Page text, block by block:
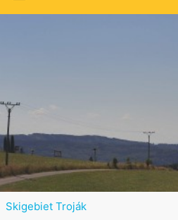
Skigebiet Troják